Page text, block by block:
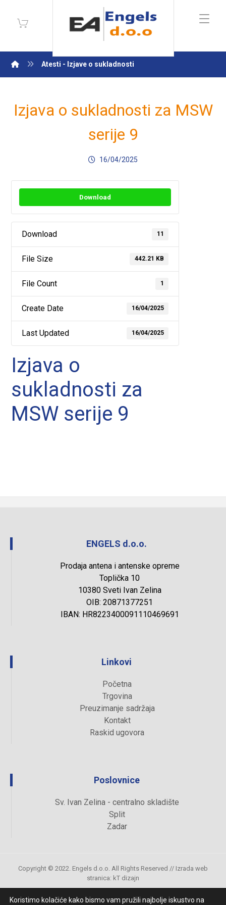
Atesti - Izjave o sukladnosti
Izjava o sukladnosti za MSW
serije 9
16/04/2025
Download
Download 11
File Size 442.21 KB
File Count 1
Create Date 16/04/2025
Last Updated 16/04/2025
Izjava o
sukladnosti za
MSW serije 9
ENGELS d.o.o.
Prodaja antena i antenske opreme
Toplička 10
10380 Sveti Ivan Zelina
OIB: 20871377251
IBAN: HR8223400091110469691
Linkovi
Početna
Trgovina
Preuzimanje sadržaja
Kontakt
Raskid ugovora
Poslovnice
Sv. Ivan Zelina - centralno skladište
Split
Zadar
Copyright © 2022. Engels d.o.o. All Rights Reserved // Izrada web
stranica: kT dizajn
Koristimo kolačiće kako bismo vam pružili najbolje iskustvo na